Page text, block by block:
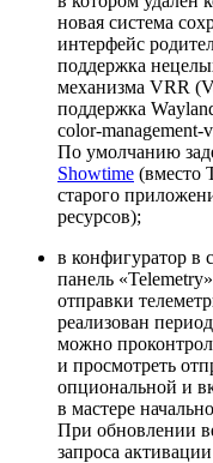
новая система
интерфейс
поддержка
механизма VRR
поддержка
По умолчанию
Showtime (вместо
старого
ресурсов);
в конфигуратор в
панель
отправки
реализован
можно
и просмотреть
опциональной и
в мастере
При обновлении
запроса